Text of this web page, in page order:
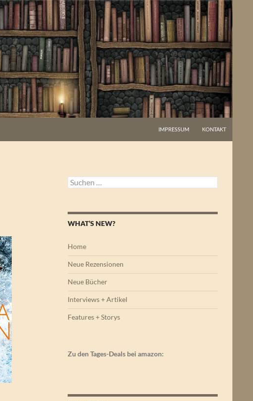
IMPRESSUM KONTAKT
Suchen
nach:
WHAT’S NEW?
Home
Neue Rezensionen
Neue Bücher
Interviews + Artikel
Features + Storys
Zu den Tages-Deals bei amazon: